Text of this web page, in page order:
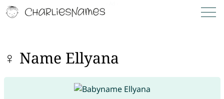
♀ Name Ellyana